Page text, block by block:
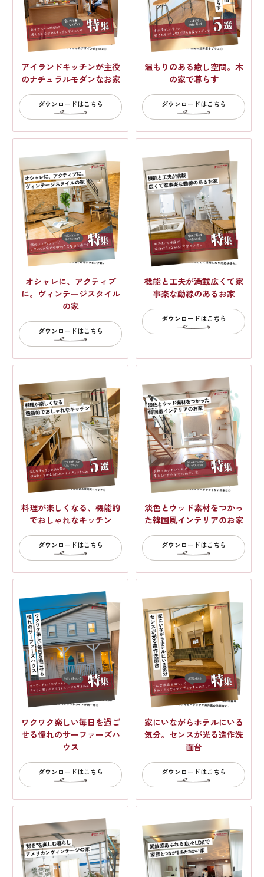
アイランドキッチンが主役
のナチュラルモダンなお家
ダウンロードはこちら
温もりのある癒し空間。木
の家で暮らす
ダウンロードはこちら
オシャレに、アクティブ
に。ヴィンテージスタイル
の家
ダウンロードはこちら
機能と工夫が満載広くて家
事楽な動線のあるお家
ダウンロードはこちら
料理が楽しくなる、機能的
でおしゃれなキッチン
ダウンロードはこちら
淡色とウッド素材をつかっ
た韓国風インテリアのお家
ダウンロードはこちら
ワクワク楽しい毎日を過ご
せる憧れのサーファーズハ
ウス
ダウンロードはこちら
家にいながらホテルにいる
気分。センスが光る造作洗
面台
ダウンロードはこちら